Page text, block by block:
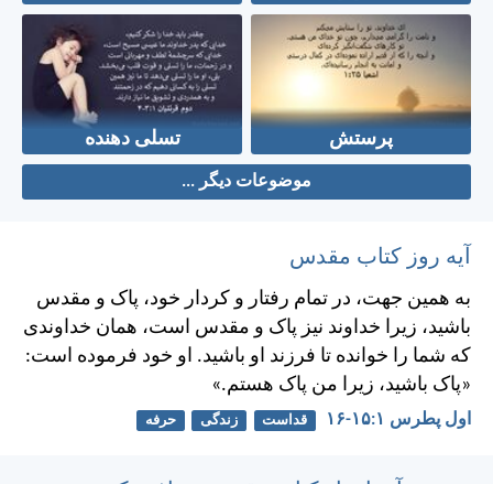
پرستش تسلی دهنده
موضوعات دیگر ...
آیه روز کتاب مقدس
به همين جهت، در تمام رفتار و كردار خود، پاک و مقدس
باشيد، زيرا خداوند نيز پاک و مقدس است، همان خداوندی
كه شما را خوانده تا فرزند او باشيد. او خود فرموده است:
«پاک باشيد، زيرا من پاک هستم.»
اول پطرس ۱:‏۱۵-‏۱۶ قداست زندگی حرفه